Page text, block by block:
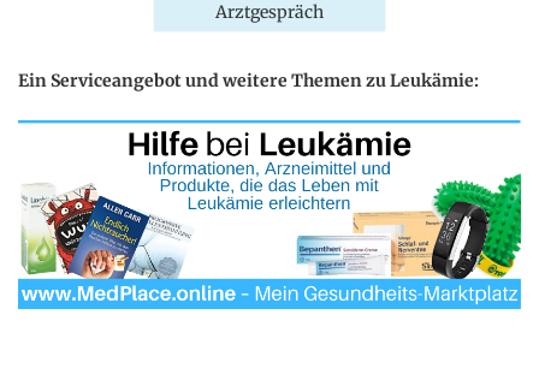
Arztgespräch
Ein Serviceangebot und weitere Themen zu Leukämie: